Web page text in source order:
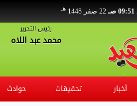
09:51 صـ 22 صفر 1448 هـ
رئيس التحرير
محمد عبد اللاه
أخبار تحقيقات حوادث